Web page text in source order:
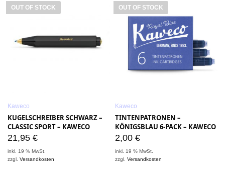
OUT OF STOCK
Kaweco
KUGELSCHREIBER SCHWARZ –
CLASSIC SPORT – KAWECO
21,95 €
inkl. 19 % MwSt.
zzgl.Versandkosten
OUT OF STOCK
Kaweco
TINTENPATRONEN –
KÖNIGSBLAU 6-PACK – KAWECO
2,00 €
inkl. 19 % MwSt.
zzgl.Versandkosten